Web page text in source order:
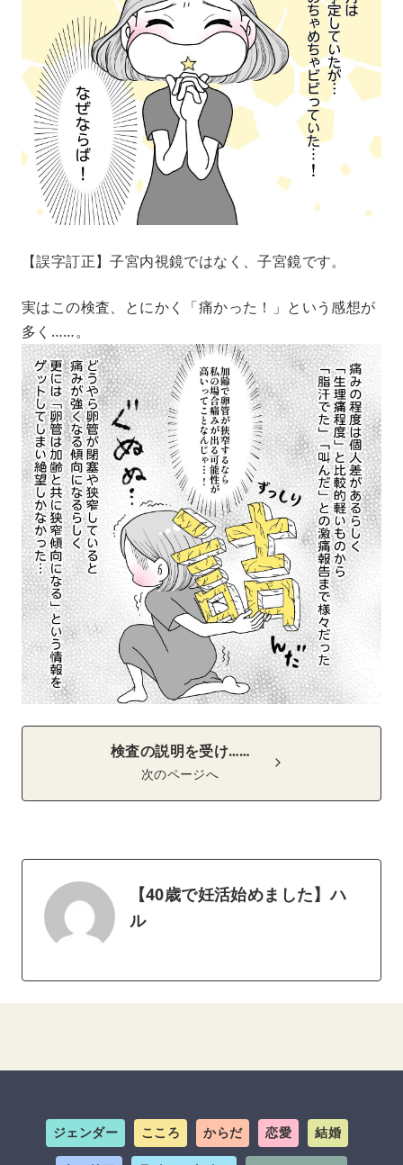
【誤字訂正】子宮内視鏡ではなく、子宮鏡です。
実はこの検査、とにかく「痛かった！」という感想が
多く……。
検査の説明を受け……
次のページへ
【40歳で妊活始めました】ハ
ル
ジェンダー こころ からだ 恋愛 結婚